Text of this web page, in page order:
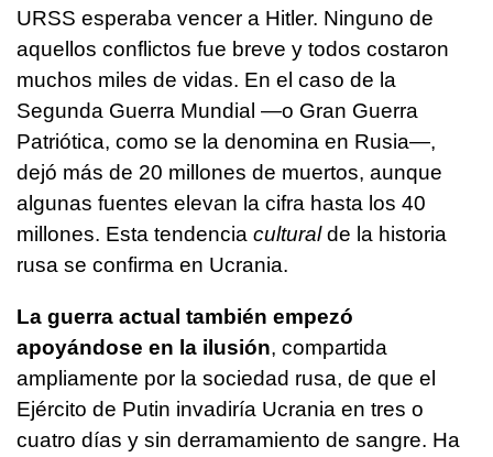
URSS esperaba vencer a Hitler. Ninguno de
aquellos conflictos fue breve y todos costaron
muchos miles de vidas. En el caso de la
Segunda Guerra Mundial —o Gran Guerra
Patriótica, como se la denomina en Rusia—,
dejó más de 20 millones de muertos, aunque
algunas fuentes elevan la cifra hasta los 40
millones. Esta tendencia culturalde la historia
rusa se confirma en Ucrania.
La guerra actual también empezó
apoyándose en la ilusión, compartida
ampliamente por la sociedad rusa, de que el
Ejército de Putin invadiría Ucrania en tres o
cuatro días y sin derramamiento de sangre. Ha